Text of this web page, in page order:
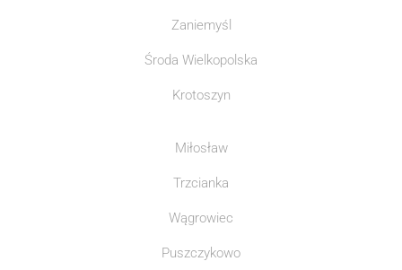
Zaniemyśl
Środa Wielkopolska
Krotoszyn
Miłosław
Trzcianka
Wągrowiec
Puszczykowo